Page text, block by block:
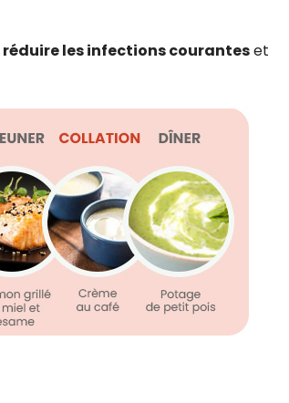
réduire les infections couranteset